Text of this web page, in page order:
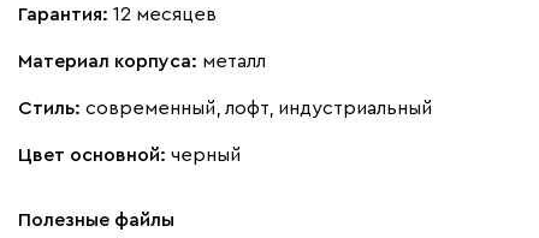
Гарантия: 12 месяцев
Материал корпуса: металл
Стиль: современный, лофт, индустриальный
Цвет основной: черный
Полезные файлы